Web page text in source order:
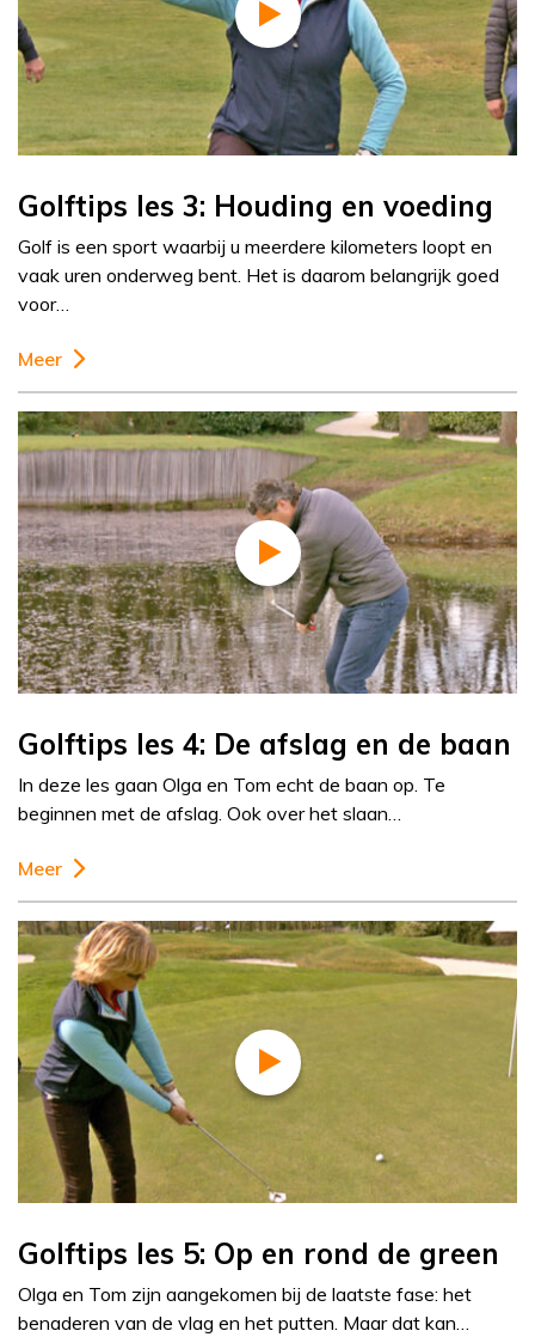
Golftips les 3: Houding en voeding
Golf is een sport waarbij u meerdere kilometers loopt en
vaak uren onderweg bent. Het is daarom belangrijk goed
voor…
Meer
Golftips les 4: De afslag en de baan
In deze les gaan Olga en Tom echt de baan op. Te
beginnen met de afslag. Ook over het slaan…
Meer
Golftips les 5: Op en rond de green
Olga en Tom zijn aangekomen bij de laatste fase: het
benaderen van de vlag en het putten. Maar dat kan…